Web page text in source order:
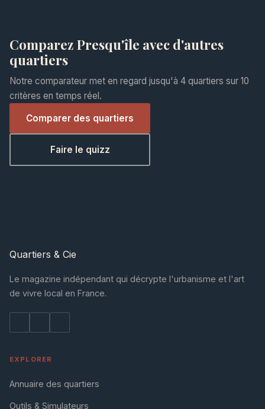
Comparez Presqu'île avec d'autres
quartiers
Notre comparateur met en regard jusqu'à 4 quartiers sur 10
critères en temps réel.
Comparer des quartiers
Faire le quizz
Quartiers & Cie
Le magazine indépendant qui décrypte l'urbanisme et l'art
de vivre local en France.
EXPLORER
Annuaire des quartiers
Outils & Simulateurs